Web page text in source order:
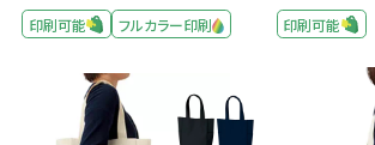
印刷可能
フルカラー印刷 印刷可能